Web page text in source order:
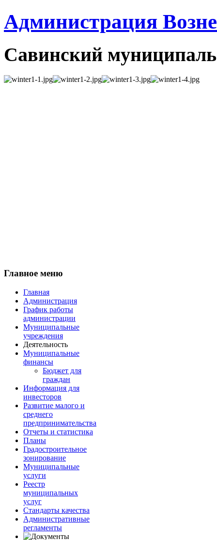
Администрация
Савинский
Главное меню
Главная
Администрация
График работы
администрации
Муниципальные
учреждения
Деятельность
Муниципальные
финансы
Бюджет для
граждан
Информация для
инвесторов
Развитие малого и
среднего
предпринимательства
Отчеты и статистика
Планы
Градостроительное
зонирование
Муниципальные
услуги
Реестр
муниципальных
услуг
Стандарты качества
Административные
регламенты